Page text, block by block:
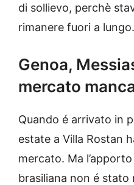
di sollievo, perchè
rimanere fuori a lungo.
Genoa,
mercato
Quando é arrivato in
estate a Villa Rostan
mercato. Ma l’apporto
brasiliana non é stato